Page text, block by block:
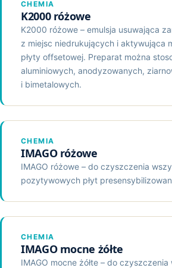
Proszki do Napylania Druku
Środki Czyszcząco Regenerujące
Kleje Wysokotopliwe
Klej T2
Klej ITR
Klej Elaster
Klej Montażowy
Zszywacze, Zszywki
Materiały Różne
CHEMIA
K2000 różowe
K2000 różowe – emulsja usuwająca
z miejsc niedrukujących i aktywująca
płyty offsetowej. Preparat można
aluminiowych, anodyzowanych,
i bimetalowych.
CHEMIA
IMAGO różowe
IMAGO różowe – do czyszczenia
pozytywowych płyt
CHEMIA
IMAGO mocne żółte
IMAGO mocne żółte – do